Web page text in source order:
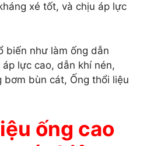
xé tốt, và chịu áp lực
biến như làm ống dẫn
lực cao, dẫn khí nén,
bơm bùn cát, Ống thổi liệu
ống cao